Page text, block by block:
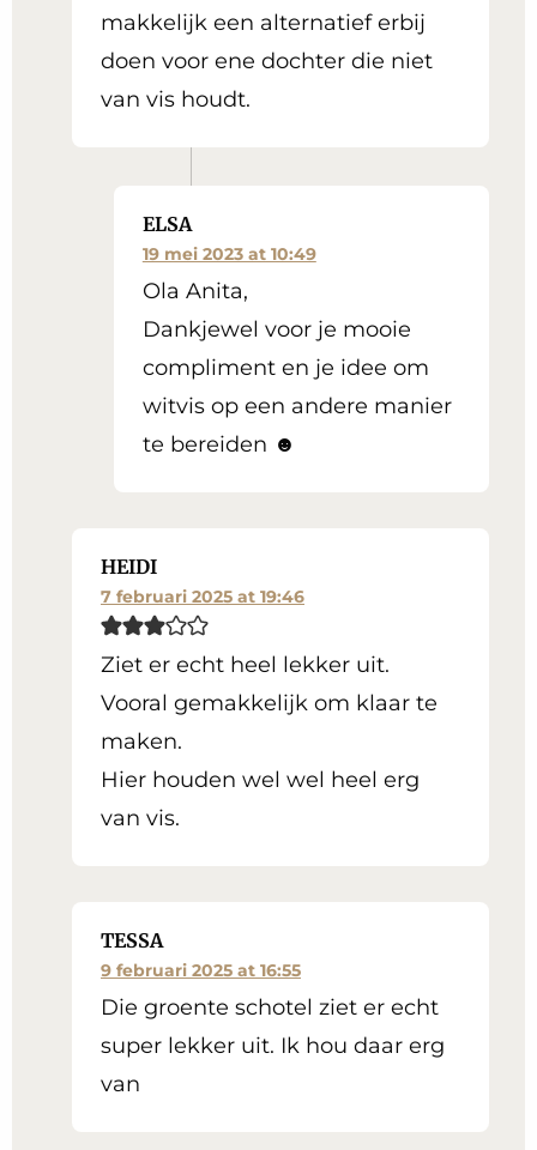
makkelijk een alternatief erbij
doen voor ene dochter die niet
van vis houdt.
ELSA
19 mei 2023 at 10:49
Ola Anita,
Dankjewel voor je mooie
compliment en je idee om
witvis op een andere manier
te bereiden ☻
HEIDI
7 februari 2025 at 19:46
Ziet er echt heel lekker uit.
Vooral gemakkelijk om klaar te
maken.
Hier houden wel wel heel erg
van vis.
TESSA
9 februari 2025 at 16:55
Die groente schotel ziet er echt
super lekker uit. Ik hou daar erg
van